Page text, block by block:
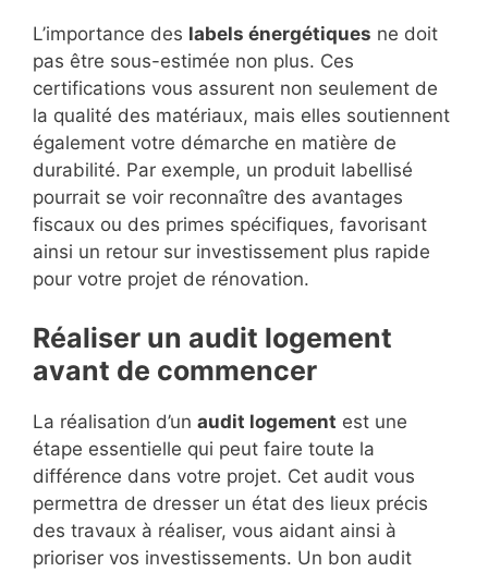
L’importance des labels énergétiques ne doit
pas être sous-estimée non plus. Ces
certifications vous assurent non seulement de
la qualité des matériaux, mais elles soutiennent
également votre démarche en matière de
durabilité. Par exemple, un produit labellisé
pourrait se voir reconnaître des avantages
fiscaux ou des primes spécifiques, favorisant
ainsi un retour sur investissement plus rapide
pour votre projet de rénovation.
Réaliser un audit logement
avant de commencer
La réalisation d’un audit logement est une
étape essentielle qui peut faire toute la
différence dans votre projet. Cet audit vous
permettra de dresser un état des lieux précis
des travaux à réaliser, vous aidant ainsi à
prioriser vos investissements. Un bon audit